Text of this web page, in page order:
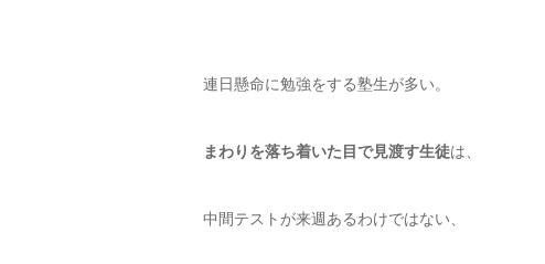
連日懸命に勉強をする塾生が多い。
まわりを落ち着いた目で見渡す生徒は、
中間テストが来週あるわけではない、